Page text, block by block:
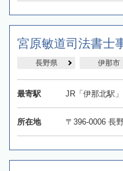
宮原敏道司法書士
長野県 伊那市
最寄駅 JR「伊那北駅
所在地 〒396-0006 長